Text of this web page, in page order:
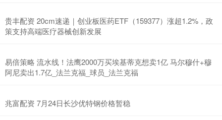
贵丰配资 20cm速递｜创业板医药ETF（159377）涨超1.2%，政
策支持高端医疗器械创新发展
易倍策略 流水线！法鹰2000万买埃基蒂克想卖1亿 马尔穆什+穆
阿尼卖出1.7亿_法兰克福_球员_法兰克福
兆富配资 7月24日长沙优特钢价格暂稳